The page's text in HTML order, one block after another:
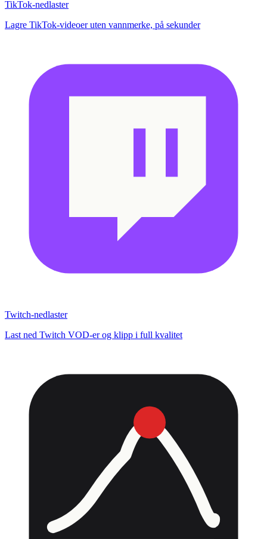
TikTok-nedlaster
Lagre TikTok-videoer uten vannmerke, på sekunder
Twitch-nedlaster
Last ned Twitch VOD-er og klipp i full kvalitet